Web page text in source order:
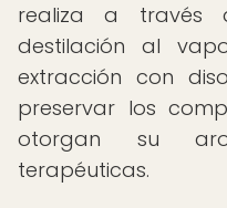
realiza a través
destilación al
extracción con
preservar los
otorgan su
terapéuticas.